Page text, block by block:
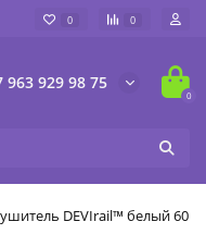
0 0
963 929 98 75
0
DEVIrail™ белый 60 Вт